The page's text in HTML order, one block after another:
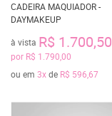
CADEIRA MAQUIADOR -
DAYMAKEUP
à vista R$ 1.700,50
por R$ 1.790,00
ou em 3xde R$ 596,67